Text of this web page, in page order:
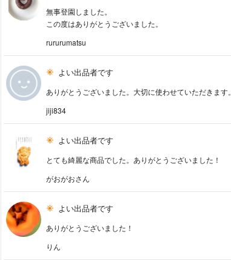
無事登園しました。
この度はありがとうございました。
rururumatsu
よい出品者です
ありがとうございました。大切に使わせていただきます。
jiji834
よい出品者です
とても綺麗な商品でした。ありがとうございました！
がおがおさん
よい出品者です
ありがとうございました！
りん